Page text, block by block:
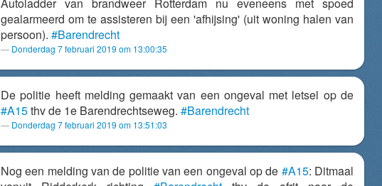
gealarmeerd om te assisteren bij een 'afhijsing' (uit woning halen van
persoon). #Barendrecht
Donderdag 7 februari 2019 om 13:00:35
De politie heeft melding gemaakt van een ongeval met letsel op de
#A15thv de 1e Barendrechtseweg. #Barendrecht
Donderdag 7 februari 2019 om 13:51:03
Nog een melding van de politie van een ongeval op de #A15: Ditmaal